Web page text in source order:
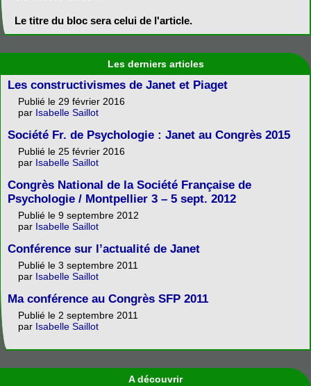
Le titre du bloc sera celui de l'article.
Les derniers articles
Les constructivismes de Janet et Piaget
Publié le 29 février 2016
par Isabelle Saillot
Société Fr. de Psychologie : Janet au Congrès 2015
Publié le 25 février 2016
par Isabelle Saillot
Congrès National de la Société Française de
Psychologie / Montpellier 3 – 5 sept. 2012
Publié le 9 septembre 2012
par Isabelle Saillot
Conférence sur l’actualité de Janet
Publié le 3 septembre 2011
par Isabelle Saillot
Ma conférence au Congrès SFP 2011
Publié le 2 septembre 2011
par Isabelle Saillot
A découvrir